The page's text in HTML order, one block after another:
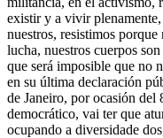
existir y a vivir
nuestros, resistimos
lucha, nuestros cuerpos
que será imposible que no
en su última declaración
de Janeiro, por ocasión del
democrático, vai ter que
ocupando a diversidade